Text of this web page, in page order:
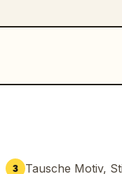
3
Tausche Motiv,